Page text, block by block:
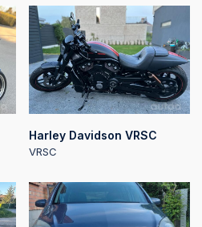
Harley Davidson VRSC
VRSC